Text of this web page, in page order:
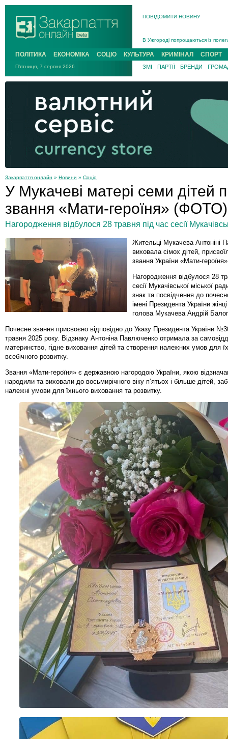
ПОВІДОМИТИ НОВИНУ
В Ужгороді попрощаються із
В Ужгороді 5 серпня
Підтвердили загибель
На війні з рф поліг військовий з
Інструктора районного ТЦК на
ПОЛІТИКА ЕКОНОМІКА СОЦІО КУЛЬТУРА КРИМІНАЛ СПОРТ
П'ятниця, 7 серпня 2026 ЗМІ ПАРТІЇ БРЕНДИ
Закарпаття онлайн » Новини » Соціо
У Мукачеві матері семи дітей
звання «Мати-героїня» (ФОТО)
Нагородження відбулося 28 травня під час сесії
Жительці Мукачева Антоніні
виховала сімох дітей,
звання України «Мати-
Нагородження відбулося 28
сесії Мукачівської міської
знак та посвідчення до
імені Президента України
голова Мукачева Андрій
Почесне звання присвоєно відповідно до Указу Президента України
травня 2025 року. Відзнаку Антоніна Павлюченко отримала за
материнство, гідне виховання дітей та створення належних умов для
всебічного розвитку.
Звання «Мати-героїня» є державною нагородою України, якою
народили та виховали до восьмирічного віку п’ятьох і більше дітей,
належні умови для їхнього виховання та розвитку.